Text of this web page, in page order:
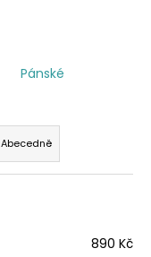
Pánské
Abecedně
890 Kč